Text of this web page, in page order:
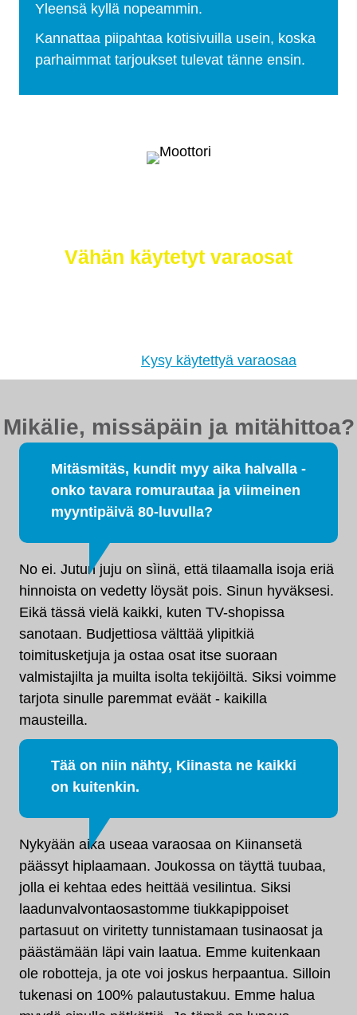
Yleensä kyllä nopeammin.
Kannattaa piipahtaa kotisivuilla usein, koska
parhaimmat tarjoukset tulevat tänne ensin.
Vähän käytetyt varaosat
Kysy käytettyä varaosaa
Mikälie, missäpäin ja mitähittoa?
Mitäsmitäs, kundit myy aika halvalla -
onko tavara romurautaa ja viimeinen
myyntipäivä 80-luvulla?
No ei. Jutun juju on sìinä, että tilaamalla isoja eriä
hinnoista on vedetty löysät pois. Sinun hyväksesi.
Eikä tässä vielä kaikki, kuten TV-shopissa
sanotaan. Budjettiosa välttää ylipitkiä
toimitusketjuja ja ostaa osat itse suoraan
valmistajilta ja muilta isolta tekijöiltä. Siksi voimme
tarjota sinulle paremmat eväät - kaikilla
mausteilla.
Tää on niin nähty, Kiinasta ne kaikki
on kuitenkin.
Nykyään aika useaa varaosaa on Kiinansetä
päässyt hiplaamaan. Joukossa on täyttä tuubaa,
jolla ei kehtaa edes heittää vesilintua. Siksi
laadunvalvontaosastomme tiukkapippoiset
partasuut on viritetty tunnistamaan tusinaosat ja
päästämään läpi vain laatua. Emme kuitenkaan
ole robotteja, ja ote voi joskus herpaantua. Silloin
tukenasi on 100% palautustakuu. Emme halua